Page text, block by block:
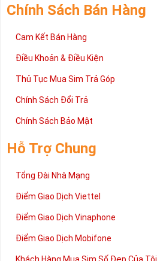
Chính Sách Bán Hàng
Cam Kết Bán Hàng
Điều Khoản & Điều Kiện
Thủ Tục Mua Sim Trả Góp
Chính Sách Đổi Trả
Chính Sách Bảo Mật
Hỗ Trợ Chung
Tổng Đài Nhà Mạng
Điểm Giao Dịch Viettel
Điểm Giao Dịch Vinaphone
Điểm Giao Dịch Mobifone